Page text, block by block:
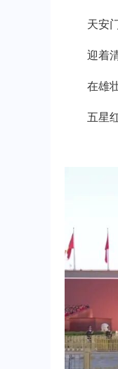
天安门
迎着清
在雄壮
五星红